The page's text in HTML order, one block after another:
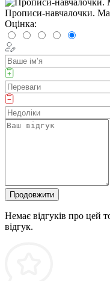
Прописи-навчалочки.
Оцінка:
Продовжити
Немає відгуків про цей
відгук.